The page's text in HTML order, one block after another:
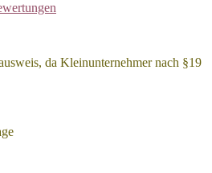
da Kleinunternehmer nach §19